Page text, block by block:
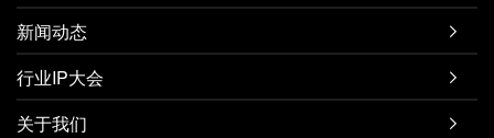
新闻动态 
行业IP大会 
关于我们 